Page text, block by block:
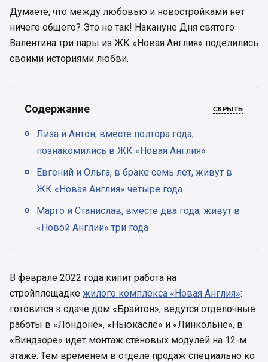
Думаете, что между любовью и новостройками нет
ничего общего? Это не так! Накануне Дня святого
Валентина три пары из ЖК «Новая Англия» поделились
своими историями любви.
Содержание СКРЫТЬ
Лиза и Антон, вместе полтора года,
познакомились в ЖК «Новая Англия»
Евгений и Ольга, в браке семь лет, живут в
ЖК «Новая Англия» четыре года
Марго и Станислав, вместе два года, живут в
«Новой Англии» три года
В феврале 2022 года кипит работа на
стройплощадке жилого комплекса «Новая Англия»:
готовится к сдаче дом «Брайтон», ведутся отделочные
работы в «Лондоне», «Ньюкасле» и «Линкольне», в
«Виндзоре» идет монтаж стеновых модулей на 12-м
этаже. Тем временем в отделе продаж специально ко